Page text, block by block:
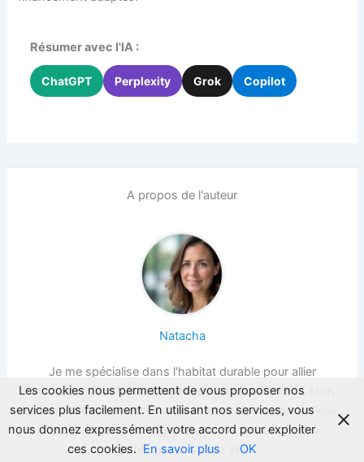
Résumer avec l'IA :
ChatGPT Perplexity Grok Copilot
A propos de l'auteur
Natacha
Je me spécialise dans l'habitat durable pour allier
innovation, confort et respect de l'environnement. Mon
objectif est de concevoir des espaces de vie harmonieux,
fonctionnels et écologiques, répondant aux enjeux
contemporains de la ville.
Les cookies nous permettent de vous proposer nos
services plus facilement. En utilisant nos services, vous
nous donnez expressément votre accord pour exploiter
ces cookies. En savoir plus OK